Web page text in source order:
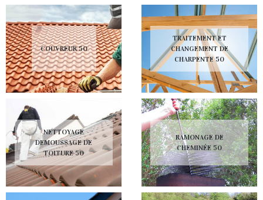
COUVREUR 50
NETTOYAGE
DEMOUSSAGE DE
TOITURE 50
TRAITEMENT ET
CHANGEMENT DE
CHARPENTE 50
RAMONAGE DE
CHEMINÉE 50